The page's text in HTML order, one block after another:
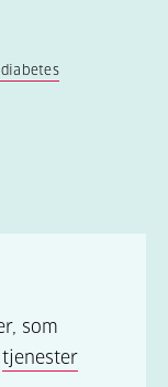
som
tjenester